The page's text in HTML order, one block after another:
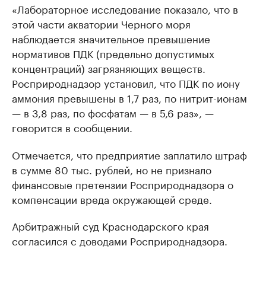
«Лабораторное исследование показало, что в
этой части акватории Черного моря
наблюдается значительное превышение
нормативов ПДК (предельно допустимых
концентраций) загрязняющих веществ.
Росприроднадзор установил, что ПДК по иону
аммония превышены в 1,7 раз, по нитрит-ионам
— в 3,8 раз, по фосфатам — в 5,6 раз», —
говорится в сообщении.
Отмечается, что предприятие заплатило штраф
в сумме 80 тыс. рублей, но не признало
финансовые претензии Росприроднадзора о
компенсации вреда окружающей среде.
Арбитражный суд Краснодарского края
согласился с доводами Росприроднадзора.